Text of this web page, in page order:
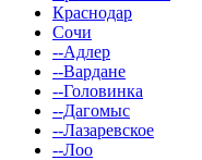
Краснодар
Сочи
--Адлер
--Вардане
--Головинка
--Дагомыс
--Лазаревское
--Лоо